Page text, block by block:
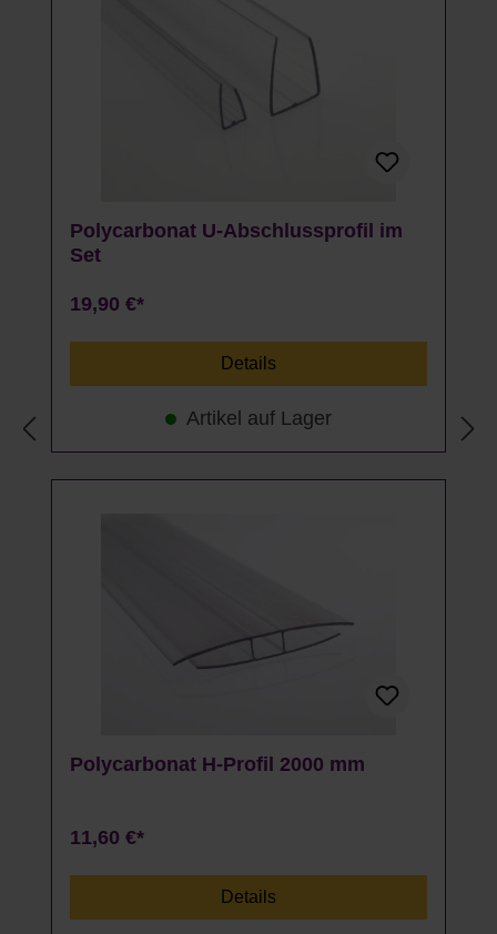
Polycarbonat U-Abschlussprofil im
Set
19,90 €*
Details
Artikel auf Lager
Polycarbonat H-Profil 2000 mm
11,60 €*
Details